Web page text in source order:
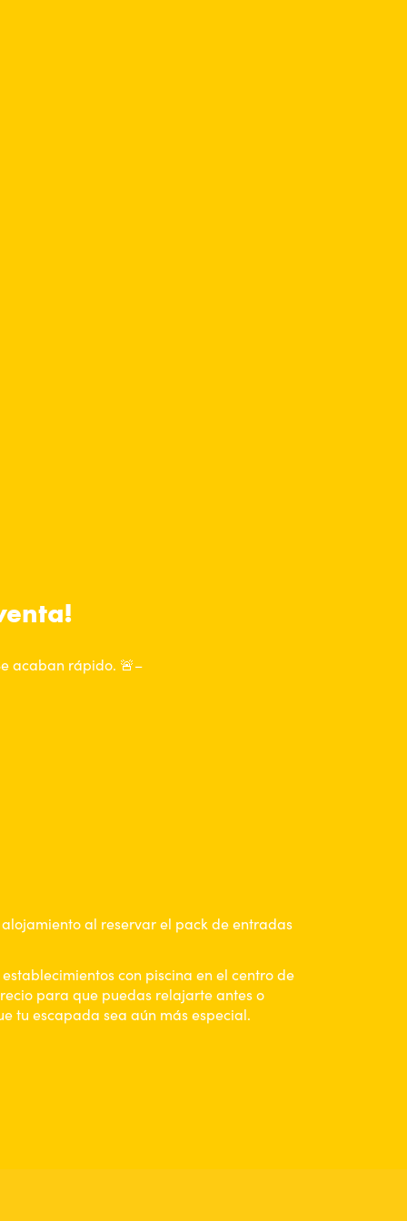
acaban rápido. 🚨–
alojamiento al reservar el pack de entradas
con piscina en el centro de
para que puedas relajarte antes o
tu escapada sea aún más especial.